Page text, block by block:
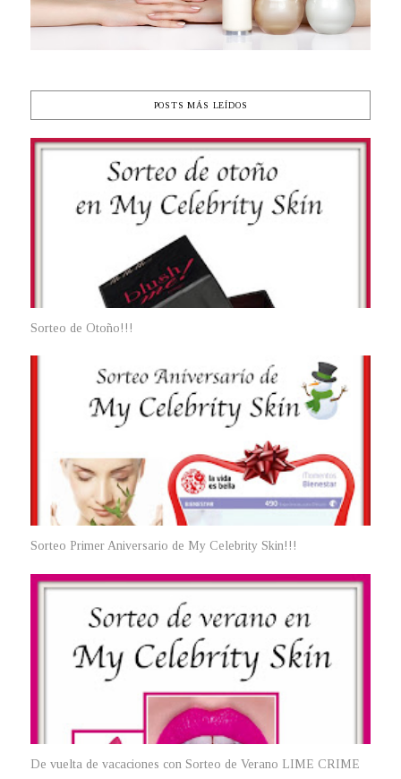
POSTS MÁS LEÍDOS
Sorteo de Otoño!!!
Sorteo Primer Aniversario de My Celebrity Skin!!!
De vuelta de vacaciones con Sorteo de Verano LIME CRIME